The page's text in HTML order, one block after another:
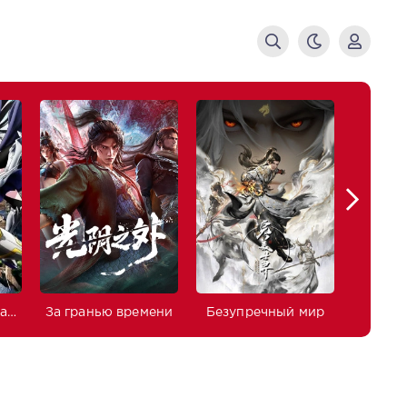
Изгнанный реинкарнированный тяжёлый рыцарь не имеет себе равных в знаниях игры За гранью времени Безупречный мир